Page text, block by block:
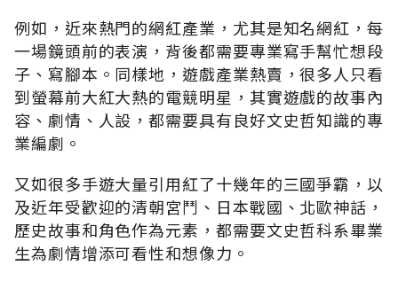
例如，近來熱門的網紅產業，尤其是知名網紅，每
一場鏡頭前的表演，背後都需要專業寫手幫忙想段
子、寫腳本。同樣地，遊戲產業熱賣，很多人只看
到螢幕前大紅大熱的電競明星，其實遊戲的故事內
容、劇情、人設，都需要具有良好文史哲知識的專
業編劇。
又如很多手遊大量引用紅了十幾年的三國爭霸，以
及近年受歡迎的清朝宮鬥、日本戰國、北歐神話，
歷史故事和角色作為元素，都需要文史哲科系畢業
生為劇情增添可看性和想像力。